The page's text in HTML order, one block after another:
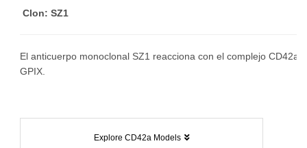
Clon: SZ1
El anticuerpo monoclonal SZ1 reacciona con el complejo
GPIX.
Explore CD42a Models